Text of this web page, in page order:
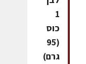
1
כוס
(95
גרם)